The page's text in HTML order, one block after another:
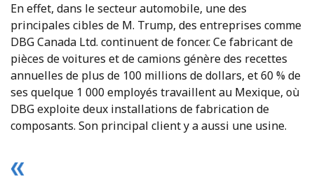
En effet, dans le secteur automobile, une des
principales cibles de M. Trump, des entreprises comme
DBG Canada Ltd. continuent de foncer. Ce fabricant de
pièces de voitures et de camions génère des recettes
annuelles de plus de 100 millions de dollars, et 60 % de
ses quelque 1 000 employés travaillent au Mexique, où
DBG exploite deux installations de fabrication de
composants. Son principal client y a aussi une usine.